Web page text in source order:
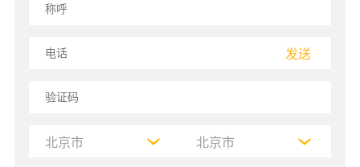
发送